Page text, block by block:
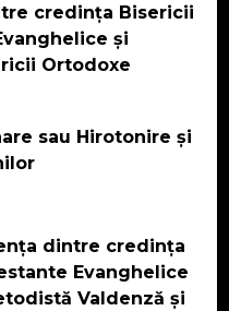
credința Bisericii
și
Ortodoxe
sau Hirotonire și
dintre credința
Evanghelice
Valdenză și